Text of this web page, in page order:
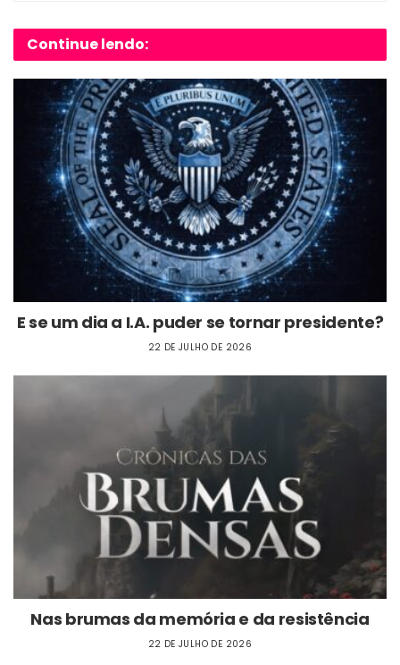
Continue lendo:
E se um dia a I.A. puder se tornar presidente?
22 DE JULHO DE 2026
Nas brumas da memória e da resistência
22 DE JULHO DE 2026